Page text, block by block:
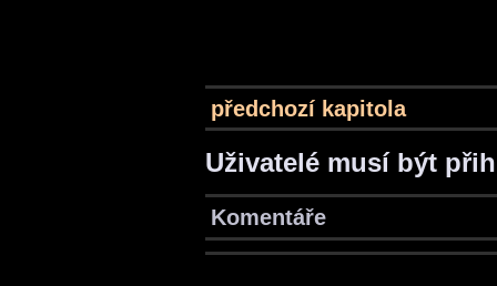
předchozí kapitola
Uživatelé musí být
Komentáře